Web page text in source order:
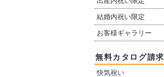
結婚内祝い限定
お客様ギャラリー
無料カタログ請求
快気祝い